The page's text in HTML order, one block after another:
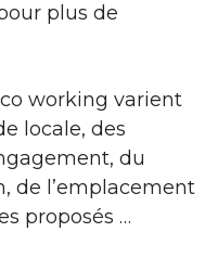
plus de
co working varient
locale, des
du
de l’emplacement
proposés …